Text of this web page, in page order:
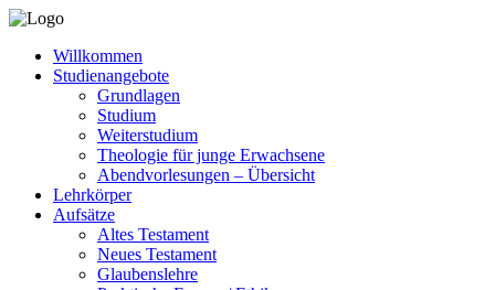
Willkommen
Studienangebote
Grundlagen
Studium
Weiterstudium
Theologie für junge Erwachsene
Abendvorlesungen – Übersicht
Lehrkörper
Aufsätze
Altes Testament
Neues Testament
Glaubenslehre